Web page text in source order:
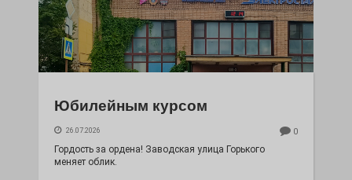
Юбилейным курсом
26.07.2026 0
Гордость за ордена! Заводская улица Горького
меняет облик.